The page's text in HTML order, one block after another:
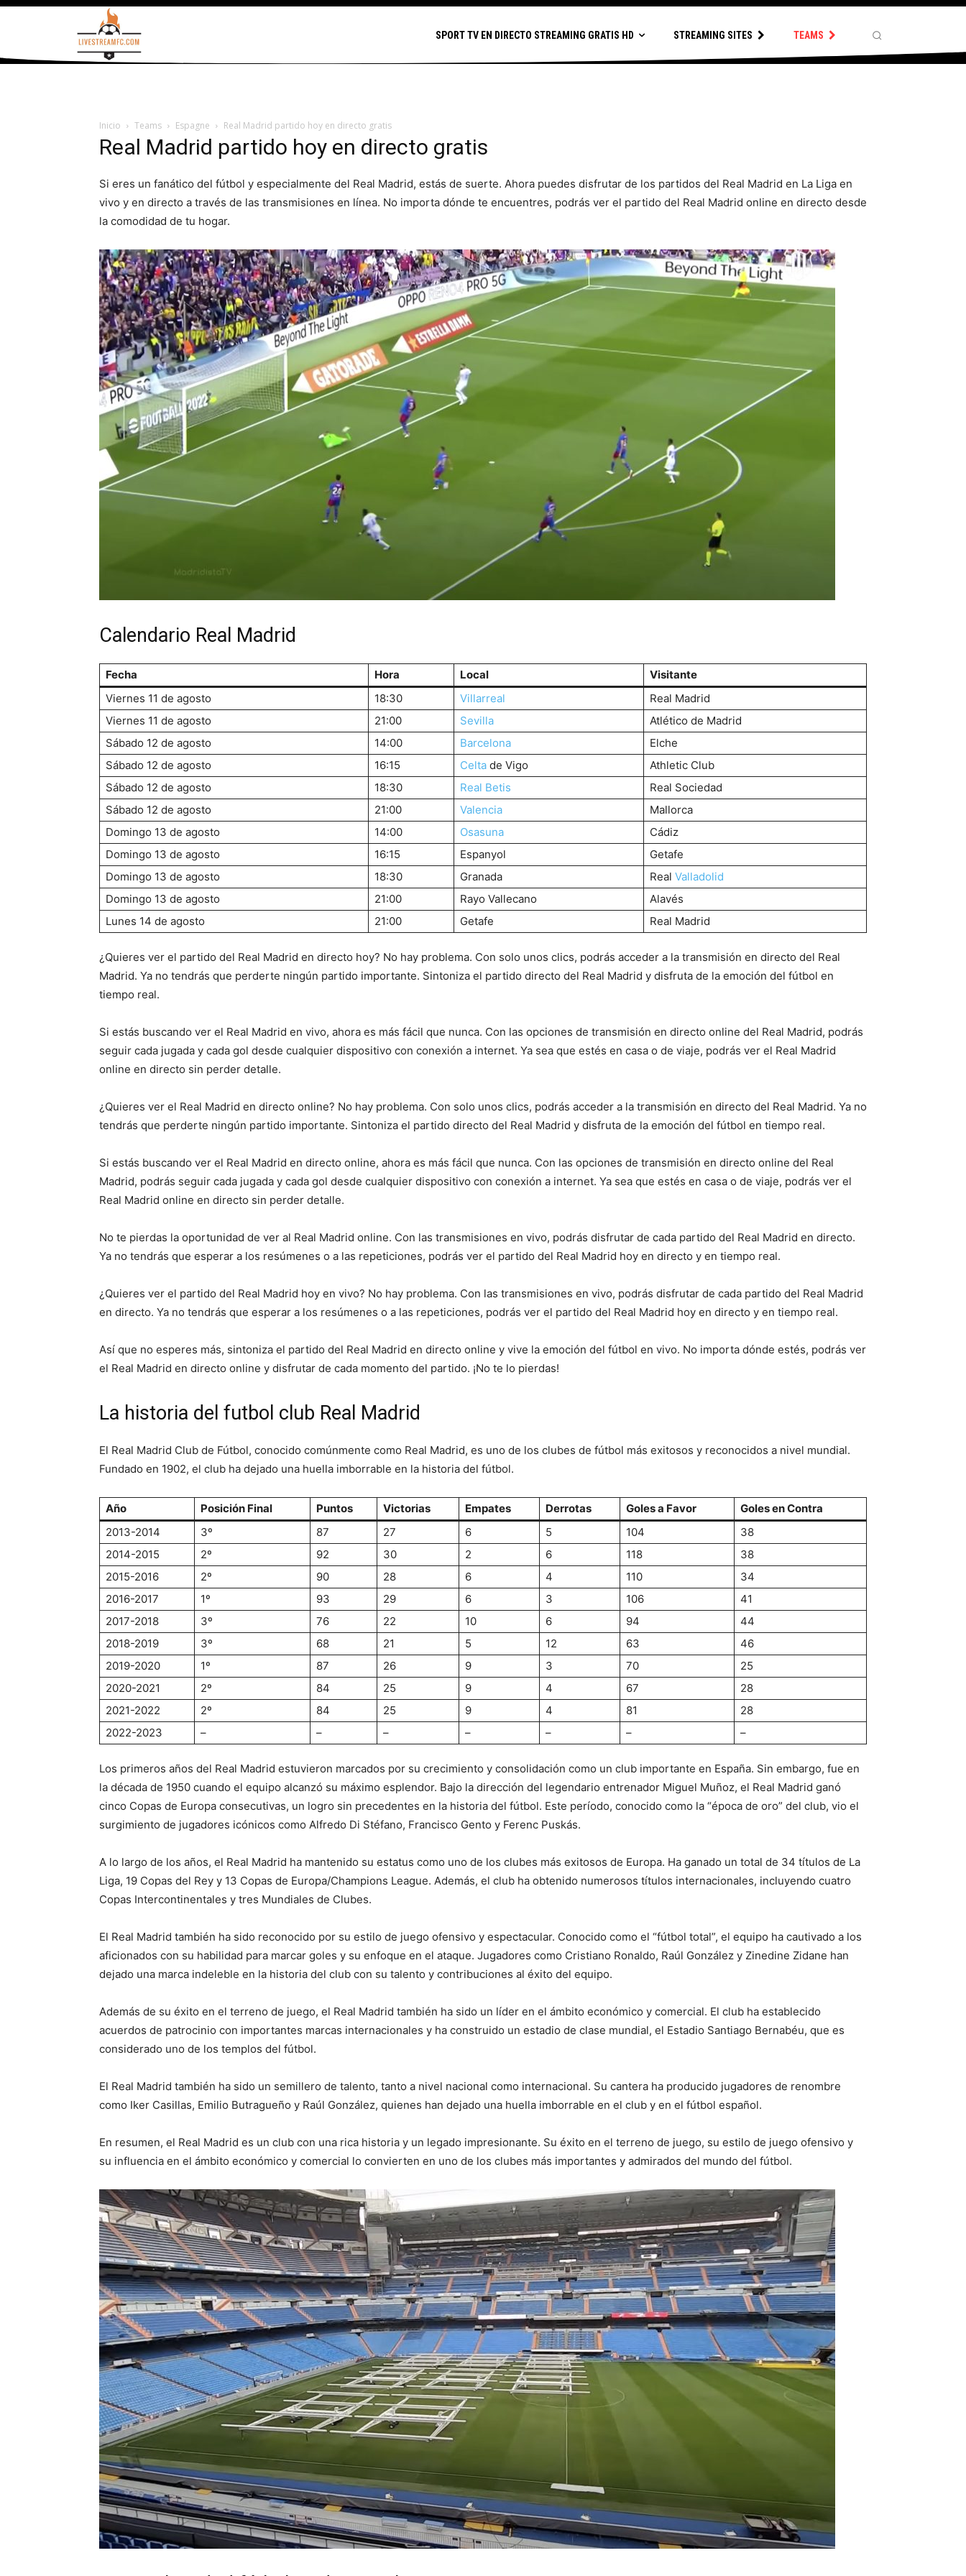
SPORT TV EN DIRECTO STREAMING GRATIS HD STREAMING SITES TEAMS
Inicio Teams Espagne Real Madrid partido hoy en directo gratis
Real Madrid partido hoy en directo gratis
Si eres un fanático del fútbol y especialmente del Real Madrid, estás de suerte. Ahora puedes disfrutar de los partidos del Real Madrid en La Liga en
vivo y en directo a través de las transmisiones en línea. No importa dónde te encuentres, podrás ver el partido del Real Madrid online en directo desde
la comodidad de tu hogar.
Calendario Real Madrid
Fecha Hora Local
Visitante
Viernes 11 de agosto
18:30 Villarreal
Real Madrid
Viernes 11 de agosto
21:00 Sevilla
Atlético de Madrid
Sábado 12 de agosto
14:00 Barcelona
Elche
Sábado 12 de agosto
16:15 Celta de Vigo
Athletic Club
Sábado 12 de agosto
18:30 Real Betis
Real Sociedad
Sábado 12 de agosto
21:00 Valencia
Mallorca
Domingo 13 de agosto
14:00 Osasuna
Cádiz
Domingo 13 de agosto
16:15 Espanyol
Getafe
Domingo 13 de agosto
18:30 Granada Real Valladolid
Domingo 13 de agosto
21:00 Rayo Vallecano
Alavés
Lunes 14 de agosto
21:00 Getafe Real Madrid
¿Quieres ver el partido del Real Madrid en directo hoy? No hay problema. Con solo unos clics, podrás acceder a la transmisión en directo del Real
Madrid. Ya no tendrás que perderte ningún partido importante. Sintoniza el partido directo del Real Madrid y disfruta de la emoción del fútbol en
tiempo real.
Si estás buscando ver el Real Madrid en vivo, ahora es más fácil que nunca. Con las opciones de transmisión en directo online del Real Madrid, podrás
seguir cada jugada y cada gol desde cualquier dispositivo con conexión a internet. Ya sea que estés en casa o de viaje, podrás ver el Real Madrid
online en directo sin perder detalle.
¿Quieres ver el Real Madrid en directo online? No hay problema. Con solo unos clics, podrás acceder a la transmisión en directo del Real Madrid. Ya no
tendrás que perderte ningún partido importante. Sintoniza el partido directo del Real Madrid y disfruta de la emoción del fútbol en tiempo real.
Si estás buscando ver el Real Madrid en directo online, ahora es más fácil que nunca. Con las opciones de transmisión en directo online del Real
Madrid, podrás seguir cada jugada y cada gol desde cualquier dispositivo con conexión a internet. Ya sea que estés en casa o de viaje, podrás ver el
Real Madrid online en directo sin perder detalle.
No te pierdas la oportunidad de ver al Real Madrid online. Con las transmisiones en vivo, podrás disfrutar de cada partido del Real Madrid en directo.
Ya no tendrás que esperar a los resúmenes o a las repeticiones, podrás ver el partido del Real Madrid hoy en directo y en tiempo real.
¿Quieres ver el partido del Real Madrid hoy en vivo? No hay problema. Con las transmisiones en vivo, podrás disfrutar de cada partido del Real Madrid
en directo. Ya no tendrás que esperar a los resúmenes o a las repeticiones, podrás ver el partido del Real Madrid hoy en directo y en tiempo real.
Así que no esperes más, sintoniza el partido del Real Madrid en directo online y vive la emoción del fútbol en vivo. No importa dónde estés, podrás ver
el Real Madrid en directo online y disfrutar de cada momento del partido. ¡No te lo pierdas!
La historia del futbol club Real Madrid
El Real Madrid Club de Fútbol, conocido comúnmente como Real Madrid, es uno de los clubes de fútbol más exitosos y reconocidos a nivel mundial.
Fundado en 1902, el club ha dejado una huella imborrable en la historia del fútbol.
Año Posición Final Puntos Victorias Empates Derrotas Goles a Favor
Goles en Contra
2013-2014
3º 87 27 6 5 104
38
2014-2015
2º 92 30 2 6 118
38
2015-2016
2º 90 28 6 4 110
34
2016-2017
1º 93 29 6 3 106
41
2017-2018
3º 76 22 10 6 94
44
2018-2019
3º 68 21 5 12 63
46
2019-2020
1º 87 26 9 3 70
25
2020-2021
2º 84 25 9 4 67
28
2021-2022
2º 84 25 9 4 81
28
2022-2023
– – – – – – –
Los primeros años del Real Madrid estuvieron marcados por su crecimiento y consolidación como un club importante en España. Sin embargo, fue en
la década de 1950 cuando el equipo alcanzó su máximo esplendor. Bajo la dirección del legendario entrenador Miguel Muñoz, el Real Madrid ganó
cinco Copas de Europa consecutivas, un logro sin precedentes en la historia del fútbol. Este período, conocido como la “época de oro” del club, vio el
surgimiento de jugadores icónicos como Alfredo Di Stéfano, Francisco Gento y Ferenc Puskás.
A lo largo de los años, el Real Madrid ha mantenido su estatus como uno de los clubes más exitosos de Europa. Ha ganado un total de 34 títulos de La
Liga, 19 Copas del Rey y 13 Copas de Europa/Champions League. Además, el club ha obtenido numerosos títulos internacionales, incluyendo cuatro
Copas Intercontinentales y tres Mundiales de Clubes.
El Real Madrid también ha sido reconocido por su estilo de juego ofensivo y espectacular. Conocido como el “fútbol total”, el equipo ha cautivado a los
aficionados con su habilidad para marcar goles y su enfoque en el ataque. Jugadores como Cristiano Ronaldo, Raúl González y Zinedine Zidane han
dejado una marca indeleble en la historia del club con su talento y contribuciones al éxito del equipo.
Además de su éxito en el terreno de juego, el Real Madrid también ha sido un líder en el ámbito económico y comercial. El club ha establecido
acuerdos de patrocinio con importantes marcas internacionales y ha construido un estadio de clase mundial, el Estadio Santiago Bernabéu, que es
considerado uno de los templos del fútbol.
El Real Madrid también ha sido un semillero de talento, tanto a nivel nacional como internacional. Su cantera ha producido jugadores de renombre
como Iker Casillas, Emilio Butragueño y Raúl González, quienes han dejado una huella imborrable en el club y en el fútbol español.
En resumen, el Real Madrid es un club con una rica historia y un legado impresionante. Su éxito en el terreno de juego, su estilo de juego ofensivo y
su influencia en el ámbito económico y comercial lo convierten en uno de los clubes más importantes y admirados del mundo del fútbol.